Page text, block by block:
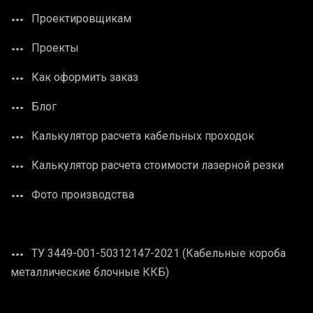
Проектировщикам
Проекты
Как оформить заказ
Блог
Калькулятор расчета кабельных проходок
Калькулятор расчета стоимости лазерной резки
Фото производства
ТУ 3449-001-50312147-2021 (Кабельные короба
металлические блочные ККБ)